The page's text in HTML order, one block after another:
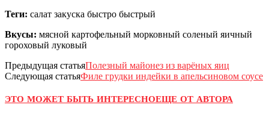
Теги: салат закуска быстро быстрый
Вкусы: мясной картофельный морковный соленый яичный
гороховый луковый
Предыдущая статьяПолезный майонез из варёных яиц
Следующая статьяФиле грудки индейки в апельсиновом соусе
ЭТО МОЖЕТ БЫТЬ ИНТЕРЕСНОЕЩЕ ОТ АВТОРА